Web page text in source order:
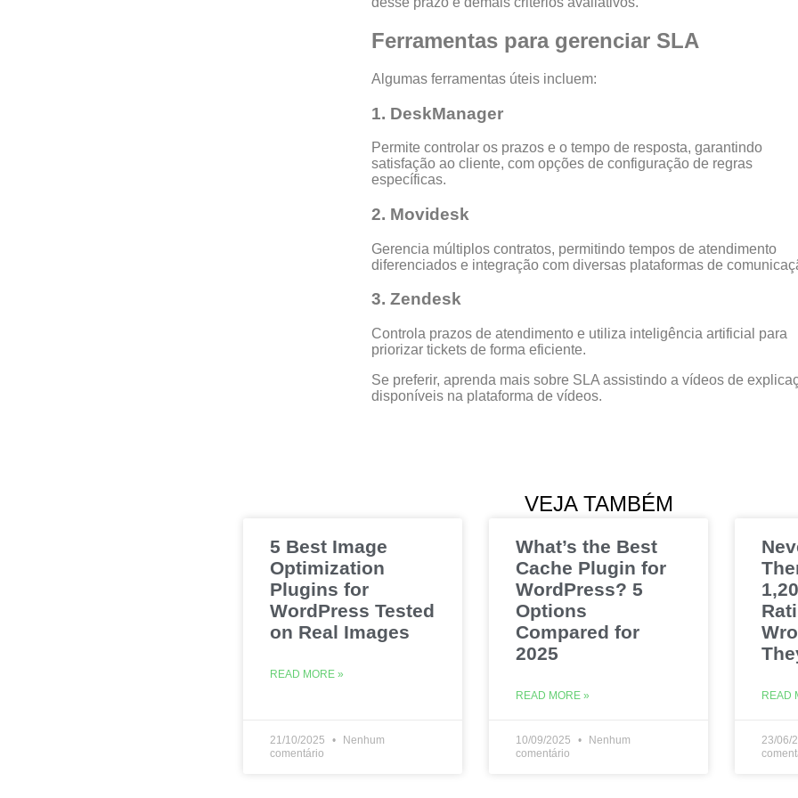
Ferramentas para gerenciar SLA
Algumas ferramentas úteis incluem:
1. DeskManager
Permite controlar os prazos e o tempo de resposta, garantindo
satisfação ao cliente, com opções de configuração de regras
específicas.
2. Movidesk
Gerencia múltiplos contratos, permitindo tempos de atendimento
diferenciados e integração com diversas plataformas de
3. Zendesk
Controla prazos de atendimento e utiliza inteligência artificial para
priorizar tickets de forma eficiente.
Se preferir, aprenda mais sobre SLA assistindo a vídeos de
disponíveis na plataforma de vídeos.
VEJA TAMBÉM
5 Best Image
Optimization
Plugins for
WordPress Tested
on Real Images
READ MORE »
21/10/2025
Nenhum
comentário
What’s the Best
Cache Plugin for
WordPress? 5
Options
Compared for
2025
READ MORE »
10/09/2025
Nenhum
comentário
READ
23/06/